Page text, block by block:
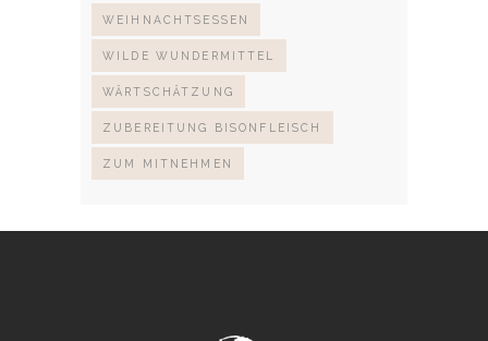
WEIHNACHTSESSEN
WILDE WUNDERMITTEL
WÄRTSCHÄTZUNG
ZUBEREITUNG BISONFLEISCH
ZUM MITNEHMEN